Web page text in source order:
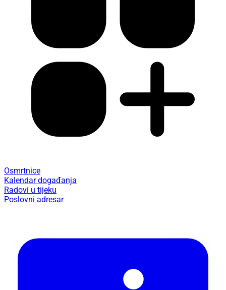
Osmrtnice
Kalendar događanja
Radovi u tijeku
Poslovni adresar